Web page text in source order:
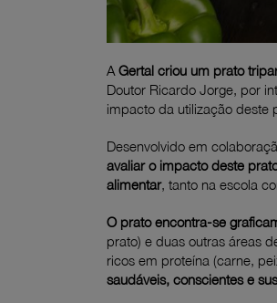
A Gertal criou um prato
Doutor Ricardo Jorge, por
impacto da utilização deste
Desenvolvido em
avaliar o impacto deste
alimentar, tanto na escola
O prato encontra-se
prato) e duas outras áreas
ricos em proteína (carne,
saudáveis, conscientes e